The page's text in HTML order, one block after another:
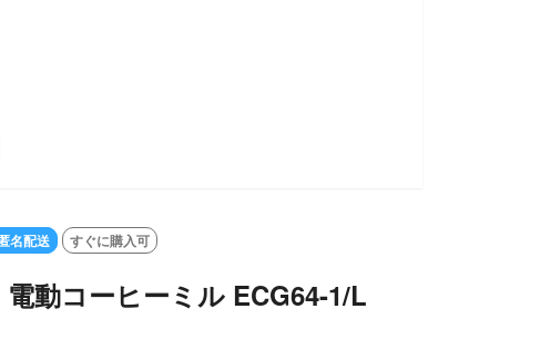
名配送 すぐに購入可
動コーヒーミル ECG64-1/L